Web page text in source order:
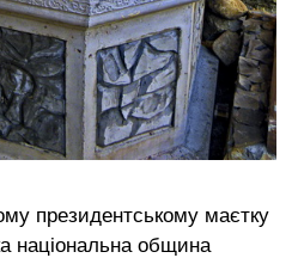
президентському маєтку
національна община